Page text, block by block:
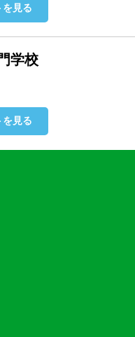
を見る
学校
を見る